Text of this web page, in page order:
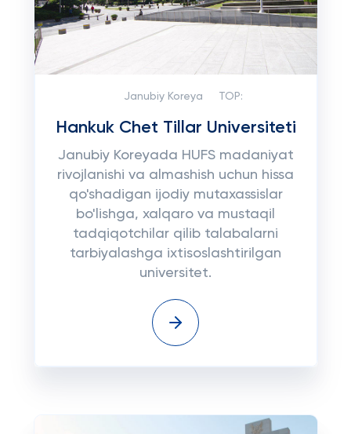
Janubiy Koreya TOP:
Hankuk Chet Tillar Universiteti
Janubiy Koreyada HUFS madaniyat
rivojlanishi va almashish uchun hissa
qo'shadigan ijodiy mutaxassislar
bo'lishga, xalqaro va mustaqil
tadqiqotchilar qilib talabalarni
tarbiyalashga ixtisoslashtirilgan
universitet.